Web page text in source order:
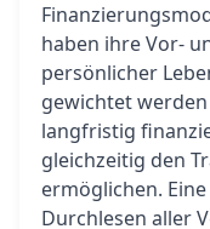
haben ihre Vor-
persönlicher
gewichtet
langfristig
gleichzeitig den
ermöglichen.
Durchlesen aller